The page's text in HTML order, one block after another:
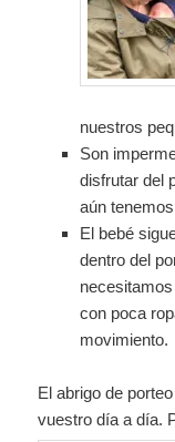
nuestros
Son
disfrutar del
aún
El bebé
dentro del
con poca
movimiento.
El abrigo de
vuestro día a día.